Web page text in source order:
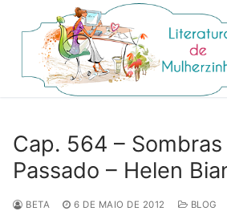
para
conteúdo
Cap. 564 –
Passado – Helen
BETA 6 DE MAIO DE 2012
BLOG